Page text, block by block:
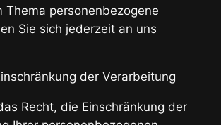
Thema personenbezogene
Sie sich jederzeit an uns
der Verarbeitung
Recht, die Einschränkung der